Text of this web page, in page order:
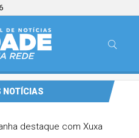
NOTÍCIAS
recebe atendimento para
nesta sexta (7) e sábado